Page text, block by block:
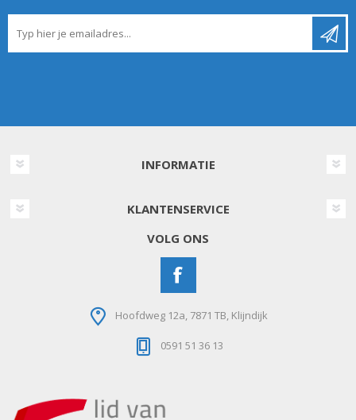
INFORMATIE
KLANTENSERVICE
VOLG ONS
Hoofdweg 12a, 7871 TB, Klijndijk
0591 51 36 13